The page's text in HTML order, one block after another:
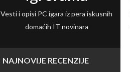
Vesti i opisi PC igara iz pera iskusnih
domaćih IT novinara
NAJNOVIJE RECENZIJE